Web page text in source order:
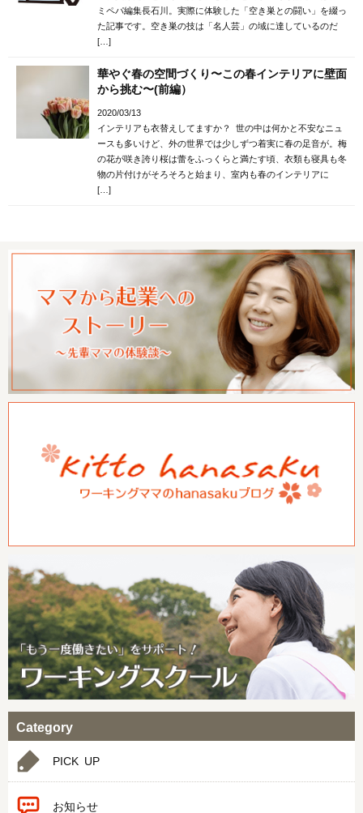
ミペパ編集長石川。実際に体験した「空き巣との闘い」を綴っ
た記事です。空き巣の技は「名人芸」の域に達しているのだ
[…]
華やぐ春の空間づくり〜この春インテリアに壁面
から挑む〜(前編）
2020/03/13
インテリアも衣替えしてますか？ 世の中は何かと不安なニュ
ースも多いけど、外の世界では少しずつ着実に春の足音が。梅
の花が咲き誇り桜は蕾をふっくらと満たす頃、衣類も寝具も冬
物の片付けがそろそろと始まり、室内も春のインテリアに
[…]
Category
PICK UP
お知らせ